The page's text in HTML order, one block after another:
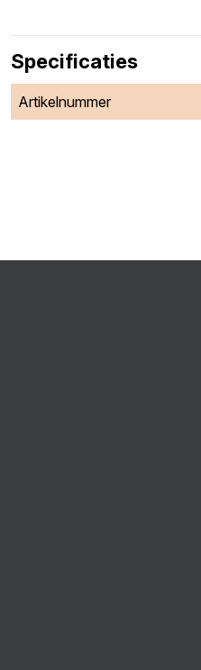
Specificaties
Artikelnummer